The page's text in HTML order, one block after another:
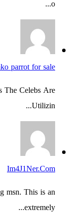
o...
parrot for sale
The Celebs Are
Utilizin...
Im4J1Ner.Com
msn. This is an
extremely...